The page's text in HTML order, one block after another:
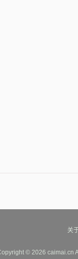
关
© 2026 caimai.cn